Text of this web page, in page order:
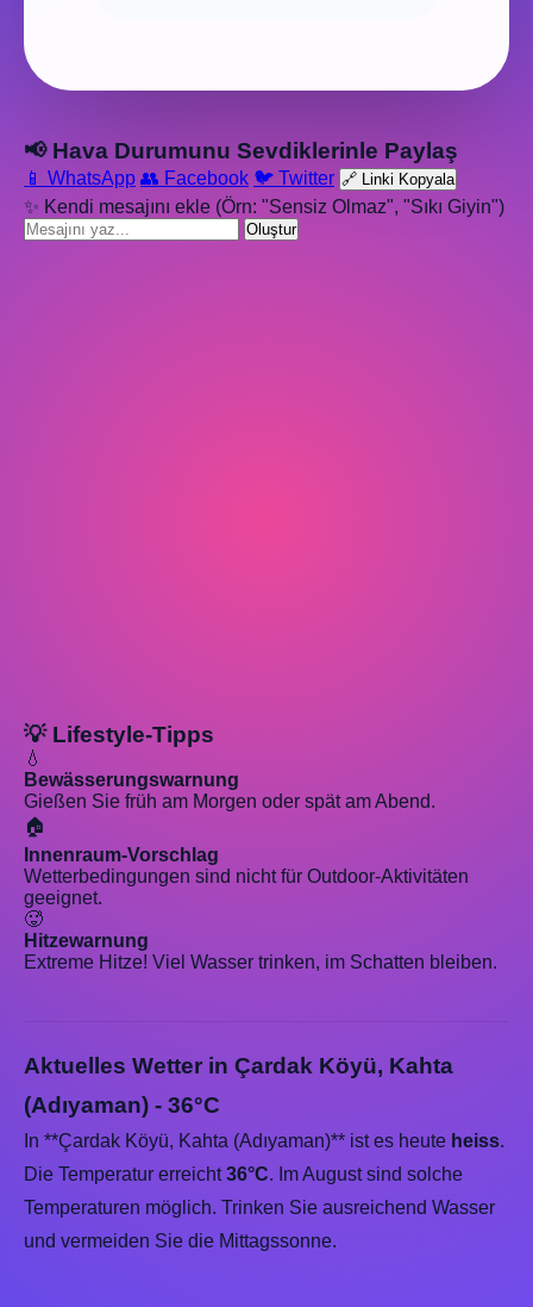
📢 Hava Durumunu Sevdiklerinle Paylaş
📱 WhatsApp 👥 Facebook 🐦 Twitter 🔗 Linki Kopyala
✨ Kendi mesajını ekle (Örn: "Sensiz Olmaz", "Sıkı Giyin")
Oluştur
💡 Lifestyle-Tipps
💧
Bewässerungswarnung
Gießen Sie früh am Morgen oder spät am Abend.
🏠
Innenraum-Vorschlag
Wetterbedingungen sind nicht für Outdoor-Aktivitäten
geeignet.
🥵
Hitzewarnung
Extreme Hitze! Viel Wasser trinken, im Schatten bleiben.
Aktuelles Wetter in Çardak Köyü, Kahta
(Adıyaman) - 36°C
In **Çardak Köyü, Kahta (Adıyaman)** ist es heute heiss.
Die Temperatur erreicht36°C. Im August sind solche
Temperaturen möglich. Trinken Sie ausreichend Wasser
und vermeiden Sie die Mittagssonne.